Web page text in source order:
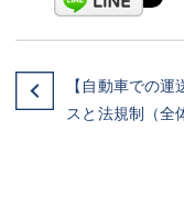
【自動車での運
スと法規制（全